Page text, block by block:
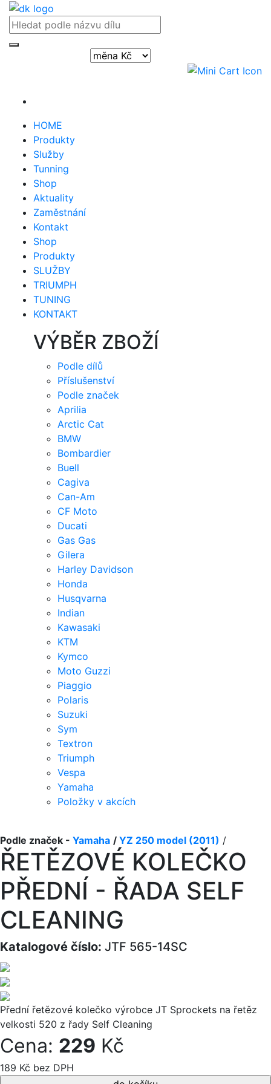
HOME
Produkty
Služby
Tunning
Shop
Aktuality
Zaměstnání
Kontakt
Shop
Produkty
SLUŽBY
TRIUMPH
TUNING
KONTAKT
VÝBĚR ZBOŽÍ
Podle dílů
Příslušenství
Podle značek
Aprilia
Arctic Cat
BMW
Bombardier
Buell
Cagiva
Can-Am
CF Moto
Ducati
Gas Gas
Gilera
Harley Davidson
Honda
Husqvarna
Indian
Kawasaki
KTM
Kymco
Moto Guzzi
Piaggio
Polaris
Suzuki
Sym
Textron
Triumph
Vespa
Yamaha
Položky v akcích
Podle značek - Yamaha / YZ 250 model (2011) /
ŘETĚZOVÉ KOLEČKO
PŘEDNÍ - ŘADA SELF
CLEANING
Katalogové číslo: JTF 565-14SC
Přední řetězové kolečko výrobce JT Sprockets na řetěz
velkosti 520 z řady Self Cleaning
Cena: 229 Kč
189 Kč bez DPH